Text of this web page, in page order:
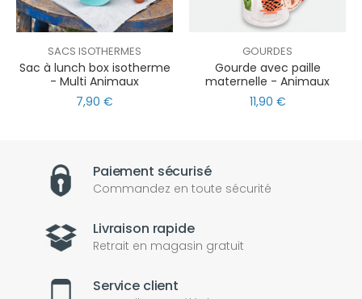
SACS ISOTHERMES
Sac à lunch box isotherme
- Multi Animaux
7,90 €
GOURDES
Gourde avec paille
maternelle - Animaux
11,90 €
Paiement sécurisé
Commandez en toute sécurité
Livraison rapide
Retrait en magasin gratuit
Service client